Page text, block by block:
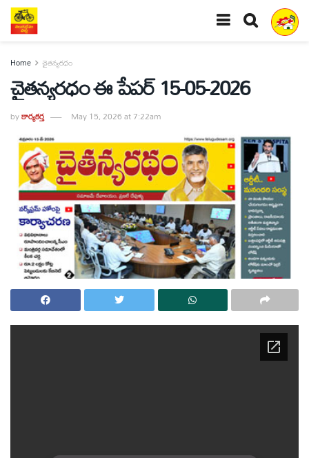
Home చైతన్యరధం
చైతన్యరధం ఈ పేపర్ 15-05-2026
byకార్యకర్త May 15, 2026 at 7:22am